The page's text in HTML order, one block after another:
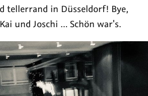
tellerrand in Düsseldorf! Bye,
und Joschi … Schön war's.